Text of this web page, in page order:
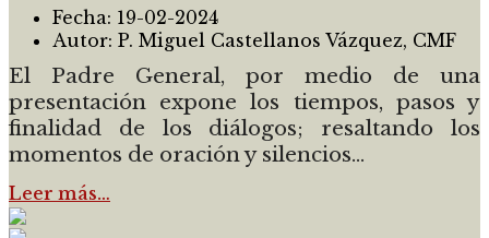
Fecha: 19-02-2024
Autor: P. Miguel Castellanos Vázquez, CMF
El Padre General, por medio de una
presentación expone los tiempos, pasos y
finalidad de los diálogos; resaltando los
momentos de oración y silencios...
Leer más…